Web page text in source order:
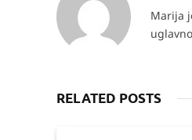
Marija
RELATED POSTS